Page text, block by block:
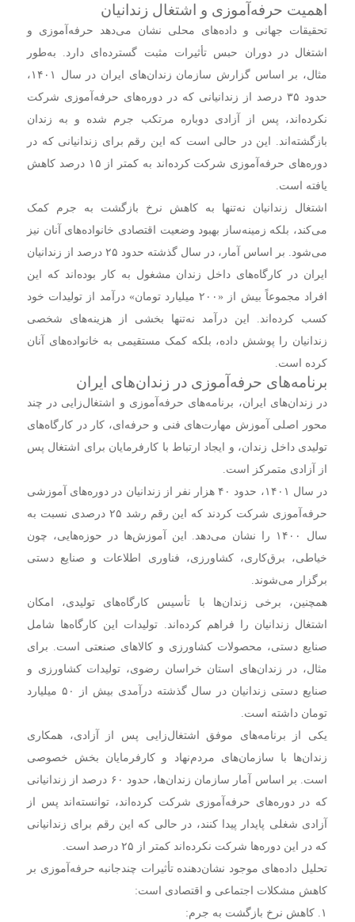
اهمیت حرفه‌آموزی و اشتغال زندانیان
تحقیقات جهانی و داده‌های محلی نشان می‌دهد حرفه‌آموزی و
اشتغال در دوران حبس تأثیرات مثبت گسترده‌ای دارد. به‌طور
مثال، بر اساس گزارش سازمان زندان‌های ایران در سال ۱۴۰۱،
حدود ۳۵ درصد از زندانیانی که در دوره‌های حرفه‌آموزی شرکت
نکرده‌اند، پس از آزادی دوباره مرتکب جرم شده و به زندان
بازگشته‌اند. این در حالی است که این رقم برای زندانیانی که در
دوره‌های حرفه‌آموزی شرکت کرده‌اند به کمتر از ۱۵ درصد کاهش
یافته است.
اشتغال زندانیان نه‌تنها به کاهش نرخ بازگشت به جرم کمک
می‌کند، بلکه زمینه‌ساز بهبود وضعیت اقتصادی خانواده‌های آنان نیز
می‌شود. بر اساس آمار، در سال گذشته حدود ۲۵ درصد از زندانیان
ایران در کارگاه‌های داخل زندان مشغول به کار بوده‌اند که این
افراد مجموعاً بیش از «۲۰۰ میلیارد تومان» درآمد از تولیدات خود
کسب کرده‌اند. این درآمد نه‌تنها بخشی از هزینه‌های شخصی
زندانیان را پوشش داده، بلکه کمک مستقیمی به خانواده‌های آنان
کرده است.
برنامه‌های حرفه‌آموزی در زندان‌های ایران
در زندان‌های ایران، برنامه‌های حرفه‌آموزی و اشتغال‌زایی در چند
محور اصلی آموزش مهارت‌های فنی و حرفه‌ای، کار در کارگاه‌های
تولیدی داخل زندان، و ایجاد ارتباط با کارفرمایان برای اشتغال پس
از آزادی متمرکز است.
در سال ۱۴۰۱، حدود ۴۰ هزار نفر از زندانیان در دوره‌های آموزشی
حرفه‌آموزی شرکت کردند که این رقم رشد ۲۵ درصدی نسبت به
سال ۱۴۰۰ را نشان می‌دهد. این آموزش‌ها در حوزه‌هایی، چون
خیاطی، برق‌کاری، کشاورزی، فناوری اطلاعات و صنایع دستی
برگزار می‌شوند.
همچنین، برخی زندان‌ها با تأسیس کارگاه‌های تولیدی، امکان
اشتغال زندانیان را فراهم کرده‌اند. تولیدات این کارگاه‌ها شامل
صنایع دستی، محصولات کشاورزی و کالا‌های صنعتی است. برای
مثال، در زندان‌های استان خراسان رضوی، تولیدات کشاورزی و
صنایع دستی زندانیان در سال گذشته درآمدی بیش از ۵۰ میلیارد
تومان داشته است.
یکی از برنامه‌های موفق اشتغال‌زایی پس از آزادی، همکاری
زندان‌ها با سازمان‌های مردم‌نهاد و کارفرمایان بخش خصوصی
است. بر اساس آمار سازمان زندان‌ها، حدود ۶۰ درصد از زندانیانی
که در دوره‌های حرفه‌آموزی شرکت کرده‌اند، توانسته‌اند پس از
آزادی شغلی پایدار پیدا کنند، در حالی که این رقم برای زندانیانی
که در این دوره‌ها شرکت نکرده‌اند کمتر از ۲۵ درصد است.
تحلیل داده‌های موجود نشان‌دهنده تأثیرات چندجانبه حرفه‌آموزی بر
کاهش مشکلات اجتماعی و اقتصادی است:
۱. کاهش نرخ بازگشت به جرم: